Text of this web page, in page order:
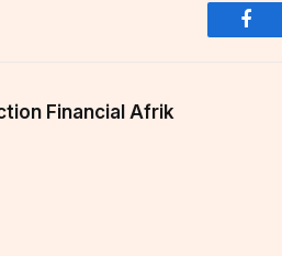
Financial Afrik